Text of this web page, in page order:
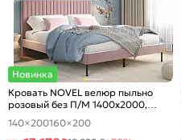
Новинка
Кровать NOVEL велюр пыльно
розовый без П/М 1400x2000,
ортопедическое основание,
изголовье мягкое
140×200160×200